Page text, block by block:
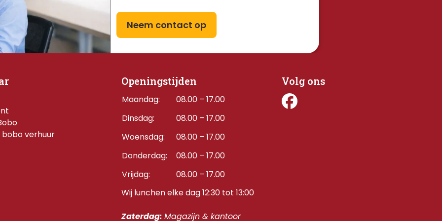
Neem contact op
verhuur
Openingstijden
Maandag:
08.00 – 17.00
Dinsdag:
08.00 – 17.00
Woensdag:
08.00 – 17.00
Donderdag: 08.00 – 17.00
Vrijdag:
08.00 – 17.00
Wij lunchen elke dag 12:30 tot 13:00
Zaterdag: Magazijn & kantoor
Volg ons